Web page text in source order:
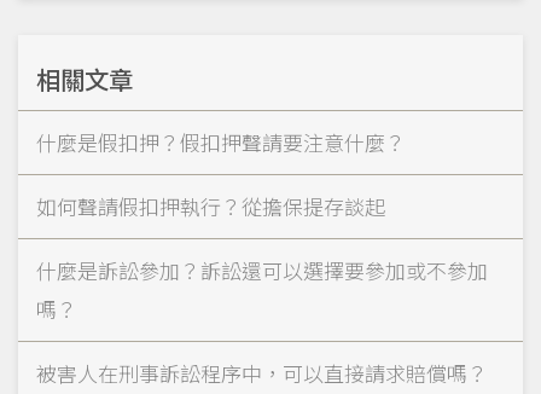
相關文章
什麼是假扣押？假扣押聲請要注意什麼？
如何聲請假扣押執行？從擔保提存談起
什麼是訴訟參加？訴訟還可以選擇要參加或不參加
嗎？
被害人在刑事訴訟程序中，可以直接請求賠償嗎？